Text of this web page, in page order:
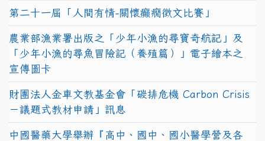
第二十一屆「人間有情-關懷癲癇徵文比賽」
農業部漁業署出版之「少年小漁的尋寶奇航記」及
「少年小漁的尋魚冒險記（養殖篇）」電子繪本之
宣傳圖卡
財團法人金車文教基金會「碳排危機 Carbon Crisis
－議題式教材申請」訊息
中國醫藥大學舉辦『高中、國中、國小醫學營及各